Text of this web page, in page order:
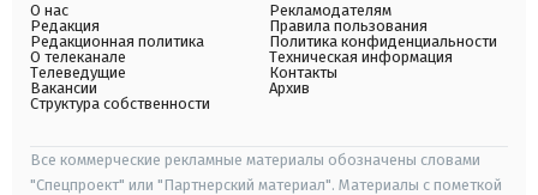
О нас
Редакция
Редакционная политика
О телеканале
Телеведущие
Вакансии
Структура собственности
Рекламодателям
Правила пользования
Политика конфиденциальности
Техническая информация
Контакты
Архив
Все коммерческие рекламные материалы обозначены словами
"Спецпроект" или "Партнерский материал". Материалы с пометкой